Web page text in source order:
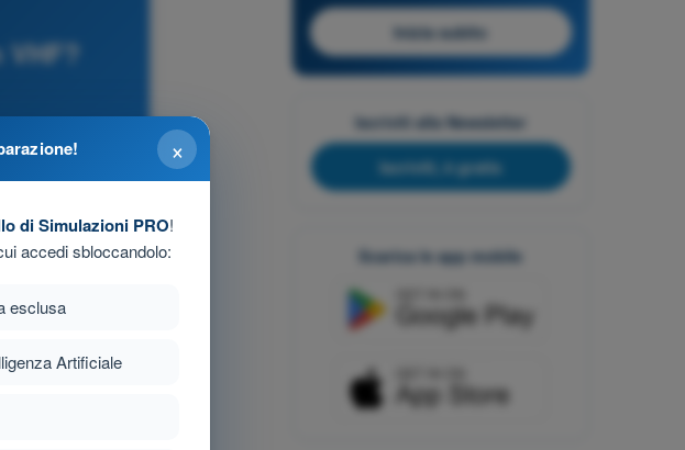
Inizia subito
Iscriviti alla Newsletter
Iscriviti, è gratis
Scarica le app mobile
×
di Simulazioni PRO!
accedi sbloccandolo:
esclusa
Artificiale